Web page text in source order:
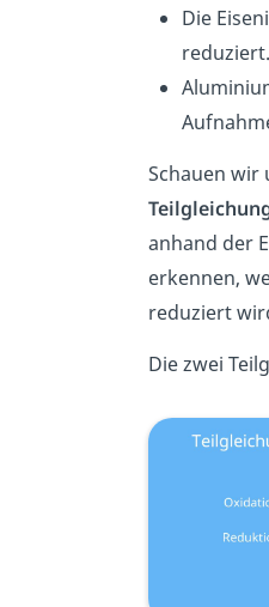
Die
reduziert.
Schauen wir
anhand der
erkennen,
reduziert
Die zwei